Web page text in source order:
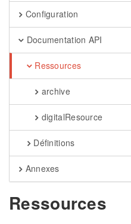
Configuration
Documentation API
Ressources
archive
digitalResource
Définitions
Annexes
Ressources